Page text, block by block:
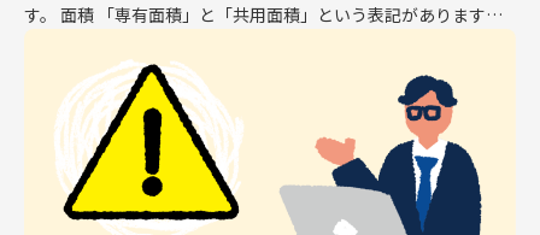
す。 面積 「専有面積」と「共用面積」という表記があります。
専有面積はオフィスとして利用できるスペース […]